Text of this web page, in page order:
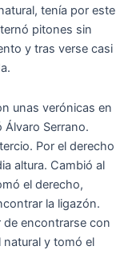
tenía por este
pitones sin
y tras verse casi
unas verónicas en
Álvaro Serrano.
Por el derecho
altura. Cambió al
el derecho,
la ligazón.
de encontrarse con
natural y tomó el